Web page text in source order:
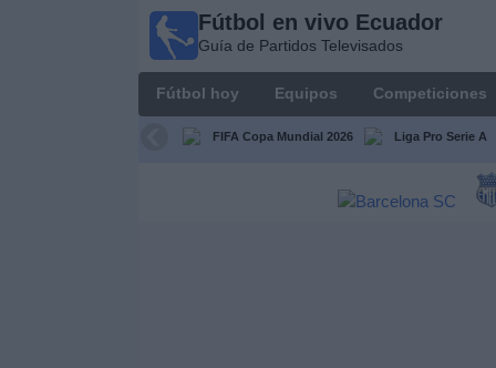
Fútbol en vivo Ecuador
Guía de Partidos Televisados
Fútbol hoy Equipos Competiciones
FIFA Copa Mundial 2026 Liga Pro Serie A
Ecuador